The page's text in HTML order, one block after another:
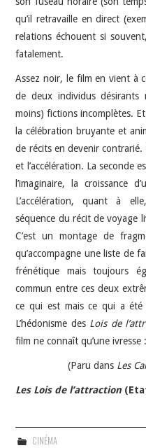
qu’il retravaille en direct
relations échouent si
fatalement.
Assez noir, le film en vient à
de deux individus
moins) fictions incomplètes.
la célébration bruyante et
de récits en devenir
et l’accélération. La seconde
l’imaginaire, la croissance
L’accélération, quant à
séquence du récit de voyage
C’est un montage de
qu’accompagne une liste de
frénétique mais toujours
commun entre ces deux
ce qui est mais ce qui a
L’hédonisme des Lois de
film ne connaît qu’une
(Paru dans Les
Les Lois de l’attraction
CINÉMA